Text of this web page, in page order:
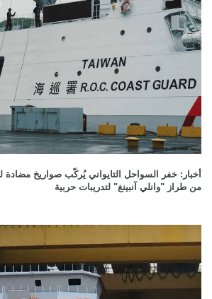
أخبار: خفر السواحل التايواني يُركّب صواريخ
من طراز "وانلي آنبينغ" لتدريبات حربية